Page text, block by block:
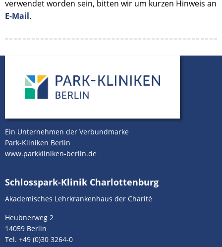
verwendet worden sein, bitten wir um kurzen Hinweis an
E-Mail.
Ein Unternehmen der Verbundmarke
Park-Kliniken Berlin
www.parkkliniken-berlin.de
Schlosspark-Klinik Charlottenburg
Akademisches Lehrkrankenhaus der Charité
Heubnerweg 2
14059 Berlin
Tel. +49 (0)30 3264-0